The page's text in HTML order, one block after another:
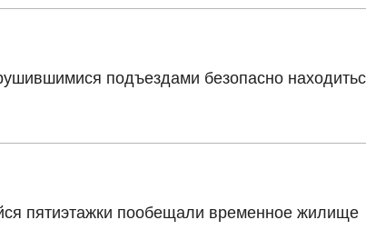
подъездами безопасно
пятиэтажки пообещали временное жилище